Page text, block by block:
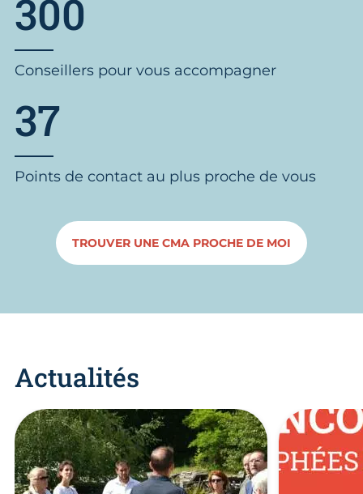
300
Conseillers pour vous accompagner
37
Points de contact au plus proche de vous
TROUVER UNE CMA PROCHE DE MOI
Actualités